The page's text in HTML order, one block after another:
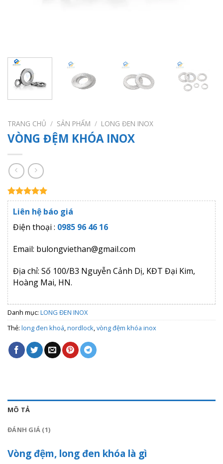
TRANG CHỦ / SẢN PHẨM / LONG ĐEN INOX
VÒNG ĐỆM KHÓA INOX
5.00trên 5
dựa trên
1
đánh giá
Liên hệ báo giá
Điện thoại : 0985 96 46 16
Email: bulongviethan@gmail.com
Địa chỉ: Số 100/B3 Nguyễn Cảnh Dị, KĐT Đại Kim,
Hoàng Mai, HN.
Danh mục: LONG ĐEN INOX
Thẻ: long đen khoá,nordlock,vòng đệm khóa inox
MÔ TẢ
ĐÁNH GIÁ (1)
Vòng đệm, long đen khóa là gì